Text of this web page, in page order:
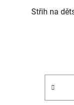
Střih na